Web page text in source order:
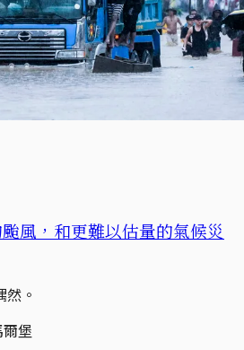
風，和更難以估量的氣候災
。
堡